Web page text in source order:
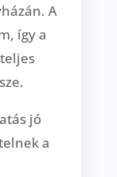
A
így a
jó
a